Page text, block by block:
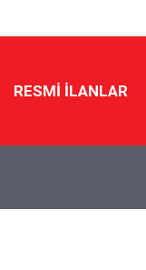
RESMI İLANLAR